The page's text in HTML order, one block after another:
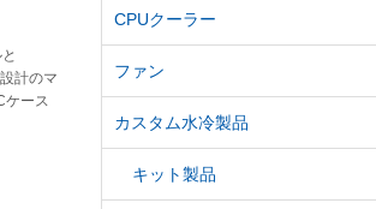
計のマ
ケース
CPUクーラー
ファン
カスタム水冷製品
キット製品